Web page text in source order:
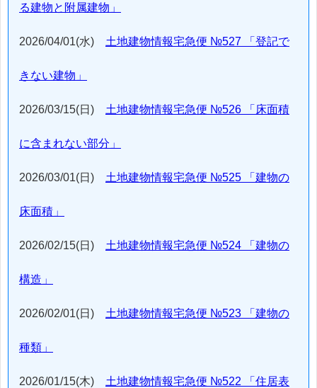
る建物と附属建物」
2026/04/01(水) 土地建物情報宅急便 №527 「登記で
きない建物」
2026/03/15(日) 土地建物情報宅急便 №526 「床面積
に含まれない部分」
2026/03/01(日) 土地建物情報宅急便 №525 「建物の
床面積」
2026/02/15(日) 土地建物情報宅急便 №524 「建物の
構造」
2026/02/01(日) 土地建物情報宅急便 №523 「建物の
種類」
2026/01/15(木) 土地建物情報宅急便 №522 「住居表